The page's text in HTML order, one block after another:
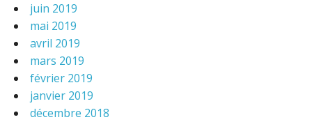
juin 2019
mai 2019
avril 2019
mars 2019
février 2019
janvier 2019
décembre 2018